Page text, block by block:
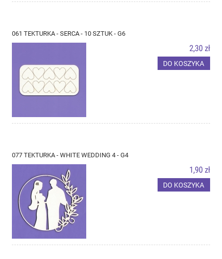
061 TEKTURKA - SERCA - 10 SZTUK - G6
2,30 zł
DO KOSZYKA
077 TEKTURKA - WHITE WEDDING 4 - G4
1,90 zł
DO KOSZYKA